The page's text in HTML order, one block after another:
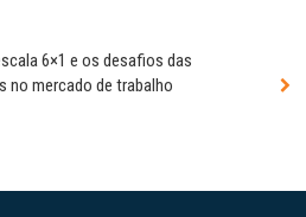
6×1 e os desafios das
no mercado de trabalho